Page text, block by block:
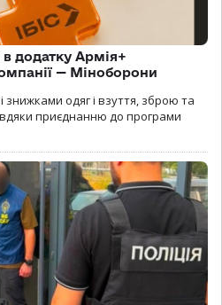
додатку Армія+
— Міноборони
знижками одяг і взуття, зброю та
приєднанню до програми